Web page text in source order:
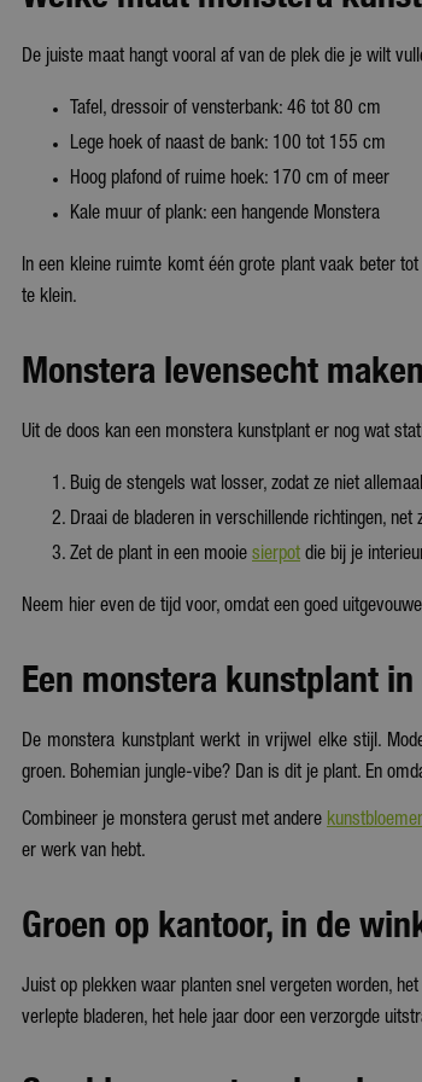
De juiste maat hangt vooral af van de plek die je wilt
Tafel, dressoir of vensterbank: 46 tot 80 cm
Lege hoek of naast de bank: 100 tot 155 cm
Hoog plafond of ruime hoek: 170 cm of meer
Kale muur of plank: een hangende Monstera
In een kleine ruimte komt één grote plant vaak beter
te klein.
Monstera levensecht
Uit de doos kan een monstera kunstplant er nog wat
Buig de stengels wat losser, zodat ze niet
Draai de bladeren in verschillende richtingen,
Zet de plant in een mooie sierpot die bij je
Neem hier even de tijd voor, omdat een goed
Een monstera kunstplant
De monstera kunstplant werkt in vrijwel elke stijl.
groen. Bohemian jungle-vibe? Dan is dit je plant. En
Combineer je monstera gerust met andere
er werk van hebt.
Groen op kantoor, in de
Juist op plekken waar planten snel vergeten worden,
verlepte bladeren, het hele jaar door een verzorgde